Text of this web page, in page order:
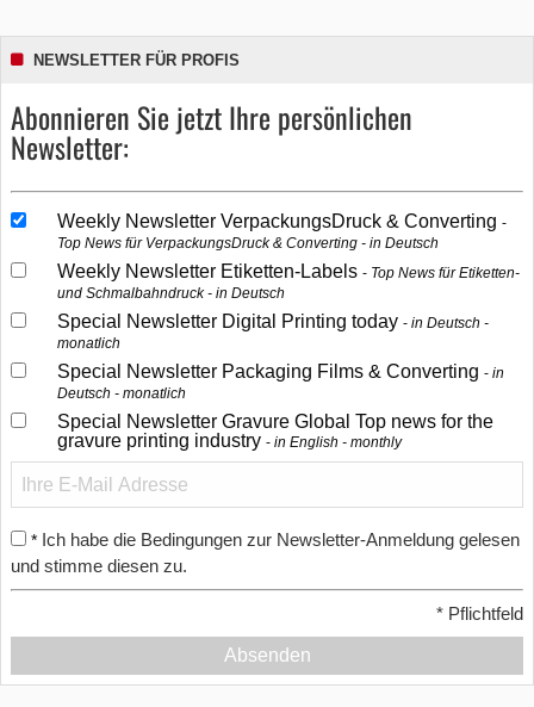
NEWSLETTER FÜR PROFIS
Abonnieren Sie jetzt Ihre persönlichen
Newsletter:
Weekly Newsletter VerpackungsDruck & Converting
Top News für VerpackungsDruck & Converting - in Deutsch
Weekly Newsletter Etiketten-Labels
Top News für Etiketten-
und Schmalbahndruck - in Deutsch
Special Newsletter Digital Printing today
in Deutsch -
monatlich
Special Newsletter Packaging Films & Converting
in
Deutsch - monatlich
Special Newsletter Gravure Global Top news for the
gravure printing industry
in English - monthly
* Ich habe die Bedingungen zur Newsletter-Anmeldung gelesen
und stimme diesen zu.
* Pflichtfeld
Absenden